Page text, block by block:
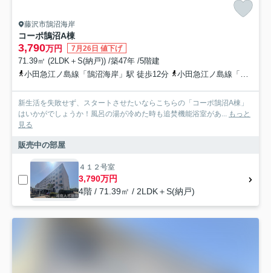
藤沢市鵠沼海岸
コーポ鵠沼A棟
3,790万円 7月26日 値下げ
71.39㎡ (2LDK＋S(納戸)) /築47年 /5階建
小田急江ノ島線「鵠沼海岸」駅 徒歩12分
小田急江ノ島線「片瀬江ノ島」駅 徒歩18分
新生活を失敗せず、スタートさせたいならこちらの「コーポ鵠沼A棟」
はいかがでしょうか！風呂の湯が冷めた時も追焚機能浴室があ... もっと
見る
販売中の部屋
４１２号室
3,790万円
4階 / 71.39㎡ / 2LDK＋S(納戸)